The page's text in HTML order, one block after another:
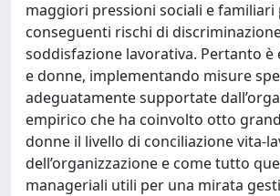
maggiori pressioni sociali e
conseguenti rischi di
soddisfazione lavorativa. Pertanto
e donne, implementando misure
adeguatamente supportate
empirico che ha coinvolto otto
donne il livello di conciliazione vita-
dell’organizzazione e come tutto
manageriali utili per una mirata